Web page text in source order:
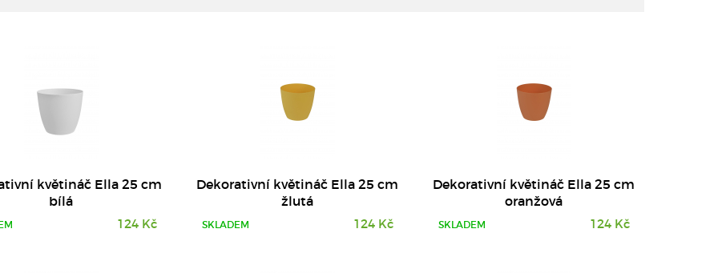
květináč Ella 25 cm
bílá
124 Kč
Dekorativní květináč Ella 25 cm
žlutá
SKLADEM 124 Kč
Dekorativní květináč Ella 25 cm
oranžová
SKLADEM 124 Kč